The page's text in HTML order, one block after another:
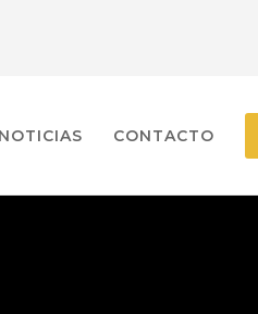
NOTICIAS CONTACTO